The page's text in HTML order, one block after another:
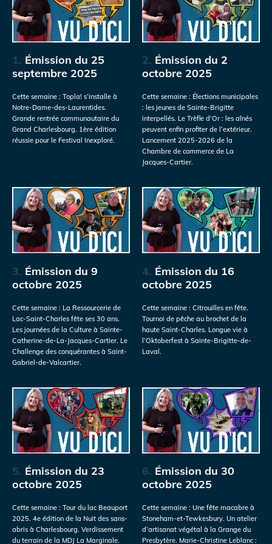
1. Émission du 25
septembre 2025
Cette semaine : Topla! s’installe à
Notre-Dame-des-Laurentides.
Grande rentrée communautaire du
Grand Charlesbourg. 1ère édition
réussie pour le Festival Inexploré.
2. Émission du 2
octobre 2025
Cette semaine : Élections municipales
: les jeunes de Sainte-Brigitte
interpellés. Le Trèfle d’Or : les aînés
peuvent enfin profiter de l’extérieur.
Lancement 2025-2026 de la
Chambre de commerce de La
Jacques-Cartier.
3. Émission du 9
octobre 2025
Cette semaine : La Ressourcerie de
Lac-Saint-Charles fête ses 30 ans.
Les journées de la Culture à Sainte-
Catherine-de-La-Jacques-Cartier. Le
Challenge des conquérantes à Saint-
Gabriel-de-Valcartier.
4. Émission du 16
octobre 2025
Cette semaine : Citrouilles en fête.
Tournoi de pêche au brochet de la
haute Saint-Charles. Longue vie à
l’Oktoberfest à Sainte-Brigitte-de-
Laval.
5. Émission du 23
octobre 2025
Cette semaine : Tour du lac Beauport
2025. 4e édition de la Nuit des sans-
abris à Charlesbourg. Verdissement
du terrain de la MDJ La Marginale.
6. Émission du 30
octobre 2025
Cette semaine : Une fête macabre à
Stoneham-et-Tewkesbury. Un atelier
d’artisanat végétal à la Grange du
Presbytère. Marie-Christine Leblanc :